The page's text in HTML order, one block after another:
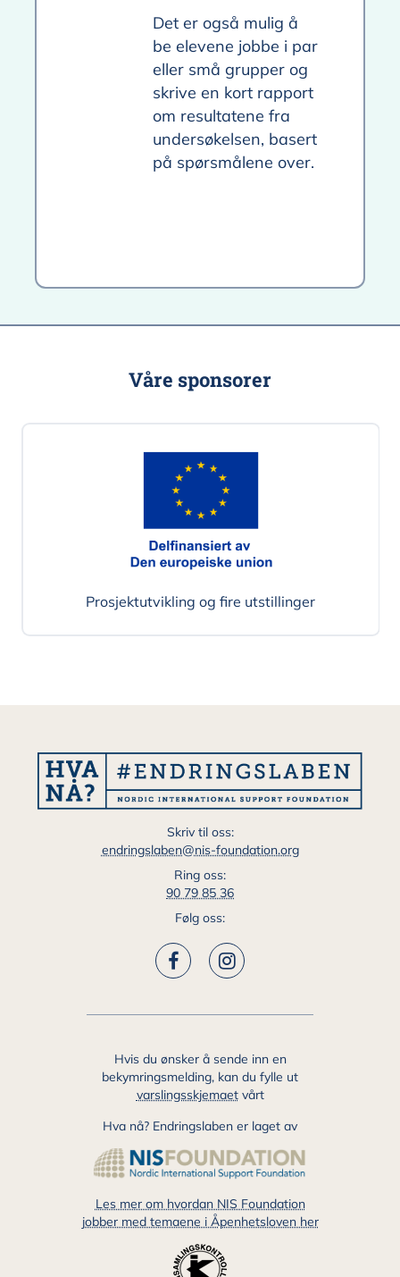
Det er også mulig å
be elevene jobbe i par
eller små grupper og
skrive en kort rapport
om resultatene fra
undersøkelsen, basert
på spørsmålene over.
Våre sponsorer
Prosjektutvikling og fire utstillinger
Skriv til oss:
endringslaben@nis-foundation.org
Ring oss:
90 79 85 36
Følg oss:
Hvis du ønsker å sende inn en
bekymringsmelding, kan du fylle ut
varslingsskjemaetvårt
Hva nå? Endringslaben er laget av
Les mer om hvordan NIS Foundation
jobber med temaene i Åpenhetsloven her